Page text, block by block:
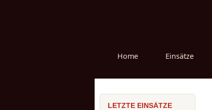
Home Einsätze
LETZTE EINSÄTZE